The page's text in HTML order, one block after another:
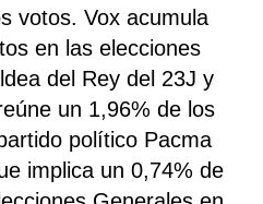
votos. Vox acumula
en las elecciones
del Rey del 23J y
un 1,96% de los
político Pacma
implica un 0,74% de